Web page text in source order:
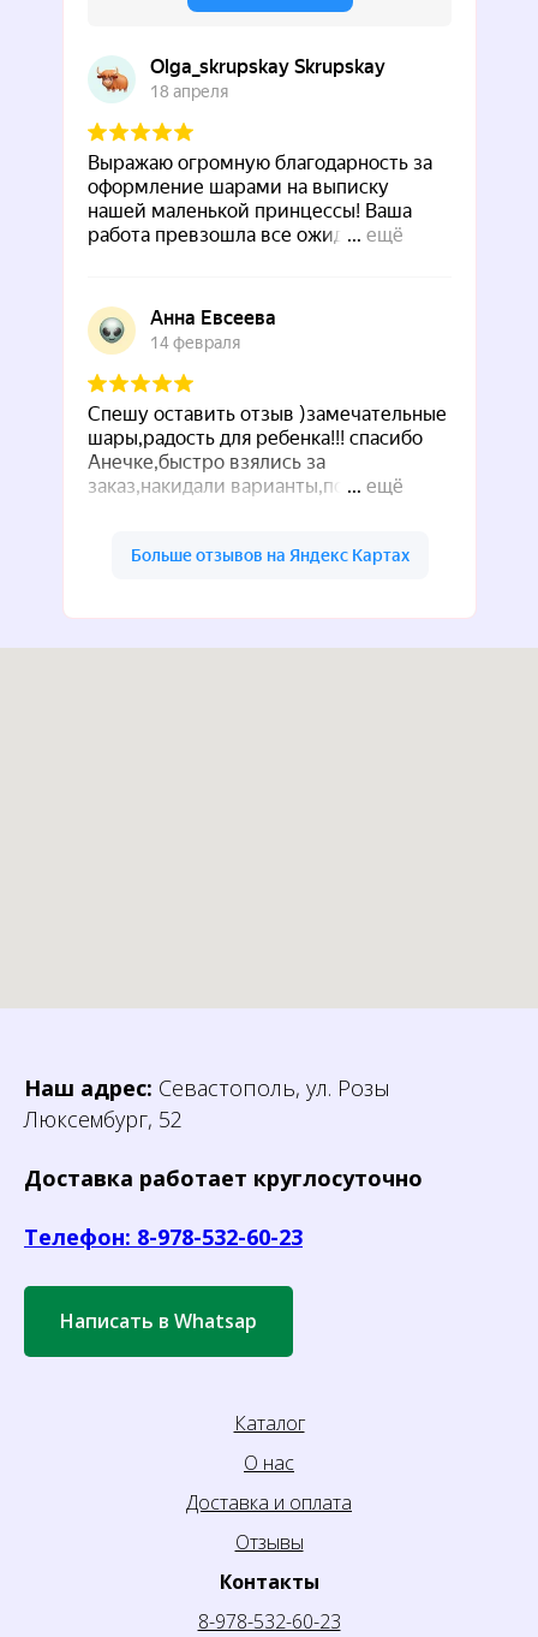
Наш адрес: Севастополь, ул. Розы
Люксембург, 52
Доставка работает круглосуточно
Телефон: 8-978-532-60-23
Написать в Whatsap
Контакты
8-978-532-60-23
Каталог
О нас
Доставка и оплата
Отзывы